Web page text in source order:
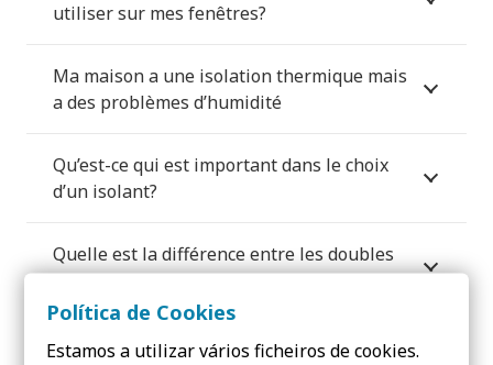
utiliser sur mes fenêtres?
Ma maison a une isolation thermique mais
a des problèmes d’humidité
Qu’est-ce qui est important dans le choix
d’un isolant?
Quelle est la différence entre les doubles
parois et les parois simples ?
Pourquoi devrais-je isoler ma maison?
Política de Cookies
Estamos a utilizar vários ficheiros de cookies.